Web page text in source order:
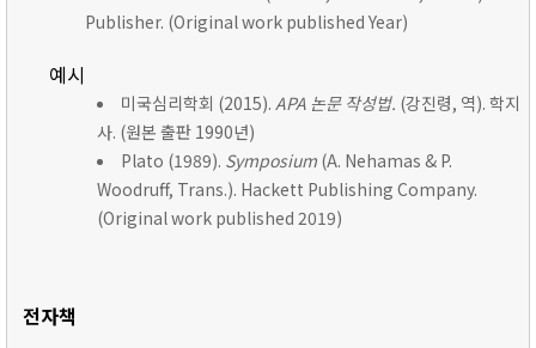
Publisher. (Original work published Year)
예시
미국심리학회 (2015). APA 논문 작성법. (강진령, 역). 학지
사. (원본 출판 1990년)
Plato (1989). Symposium (A. Nehamas & P.
Woodruff, Trans.). Hackett Publishing Company.
(Original work published 2019)
전자책